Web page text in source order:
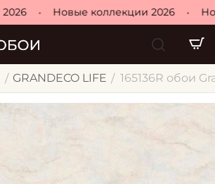
Новые коллекции 2026
/ GRANDECO LIFE / 165136R обои